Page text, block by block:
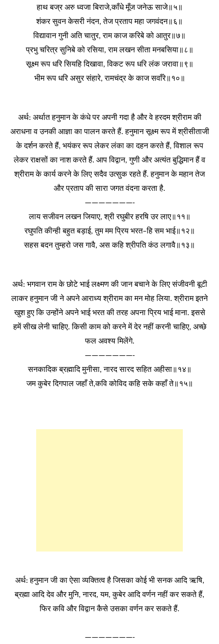
हाथ बज्र अरु ध्वजा बिराजे,काँधे मूँज जनेऊ साजे॥५॥
शंकर सुवन केसरी नंदन,तेज प्रताप महा जगवंदन॥६॥
विद्यावान गुनी अति चातुर,राम काज करिबे को आतुर॥७॥
प्रभु चरित्र सुनिबे को रसिया,राम लखन सीता मनबसिया॥८॥
सूक्ष्म रूप धरि सियहि दिखावा,विकट रूप धरि लंक जरावा॥९॥
भीम रूप धरि असुर संहारे,रामचंद्र के काज सवाँरे॥१०॥
अर्थ: अर्थात हनुमान के कंधे पर अपनी गदा है और वे हरदम श्रीराम की
अराधना व उनकी आज्ञा का पालन करते हैं.हनुमान सूक्ष्म रूप में श्रीसीताजी
के दर्शन करते हैं, भयंकर रूप लेकर लंका का दहन करते हैं,विशाल रूप
लेकर राक्षसों का नाश करते हैं. आप विद्वान,गुणी और अत्यंत बुद्धिमान हैं व
श्रीराम के कार्य करने के लिए सदैव उत्सुक रहते हैं.हनुमान के महान तेज
और प्रताप की सारा जगत वंदना करता है.
———————-
लाय सजीवन लखन जियाए,श्री रघुबीर हरषि उर लाए॥११॥
रघुपति कीन्ही बहुत बड़ाई,तुम मम प्रिय भरत–हि सम भाई॥१२॥
सहस बदन तुम्हरो जस गावै, अस कहि श्रीपति कंठ लगावै॥१३॥
अर्थ: भगवान राम के छोटे भाई लक्ष्मण की जान बचाने के लिए संजीवनी बूटी
लाकर हनुमान जी ने अपने आराध्य श्रीराम का मन मोह लिया.श्रीराम इतने
खुश हुए कि उन्होंने अपने भाई भरत की तरह अपना प्रिय भाई माना.इससे
हमें सीख लेनी चाहिए.किसी काम को करने में देर नहीं करनी चाहिए, अच्छे
फल अवश्य मिलेंगे.
———————-
सनकादिक ब्रह्मादि मुनीसा,नारद सारद सहित अहीसा॥१४॥
जम कुबेर दिगपाल जहाँ ते,कवि कोविद कहि सके कहाँ ते॥१५॥
अर्थ:हनुमान जी का ऐसा व्यक्तित्व है जिसका कोई भी सनक आदि ऋषि,
ब्रह्मा आदि देव और मुनि,नारद,यम,कुबेर आदि वर्णन नहीं कर सकते हैं,
फिर कवि और विद्वान कैसे उसका वर्णन कर सकते हैं.
———————-